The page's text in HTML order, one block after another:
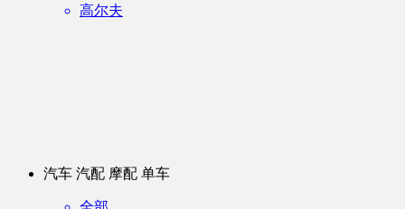
高尔夫
汽车 汽配 摩配 单车